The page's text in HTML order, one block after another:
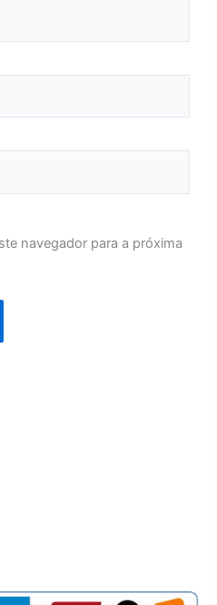
navegador para a próxima